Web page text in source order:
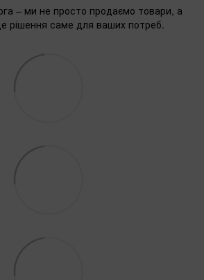
– ми не просто продаємо товари, а
рішення саме для ваших потреб.